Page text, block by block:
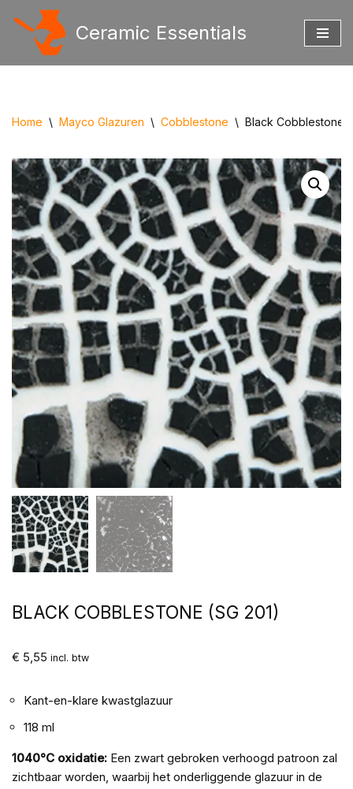
Ceramic Essentials
Home \ Mayco Glazuren \ Cobblestone \ Black Cobblestone
BLACK COBBLESTONE (SG 201)
€ 5,55 incl. btw
Kant-en-klare kwastglazuur
118 ml
1040°C oxidatie: Een zwart gebroken verhoogd patroon zal
zichtbaar worden, waarbij het onderliggende glazuur in de